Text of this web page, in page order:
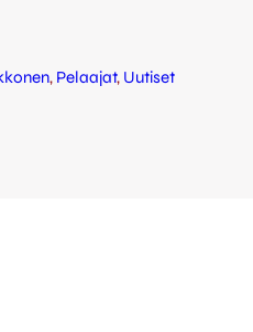
, Pelaajat, Uutiset